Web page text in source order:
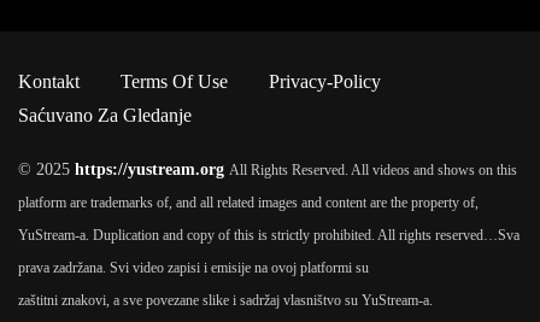
Kontakt Terms Of Use
Privacy-Policy
Saćuvano Za Gledanje
© 2025 https://yustream.org All Rights Reserved. All videos and shows on this
platform are trademarks of, and all related images and content are the property of,
YuStream-a. Duplication and copy of this is strictly prohibited. All rights reserved… Sva
prava zadržana. Svi video zapisi i emisije na ovoj platformi su
zaštitni znakovi, a sve povezane slike i sadržaj vlasništvo su YuStream-a.